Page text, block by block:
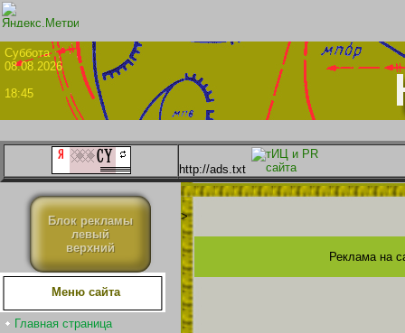
08.08.2026
18:45
http://ads.txt
Блок рекламы
левый
верхний
Меню сайта
Главная страница
>
Реклама на